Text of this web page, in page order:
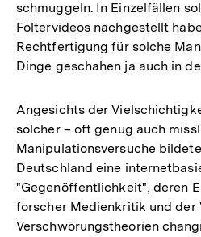
schmuggeln. In Einzelfällen
Foltervideos nachgestellt
Rechtfertigung für solche
Dinge geschahen ja auch in
Angesichts der
solcher – oft genug auch
Manipulationsversuche
Deutschland eine
"Gegenöffentlichkeit", deren
forscher Medienkritik und der
Verschwörungstheorien